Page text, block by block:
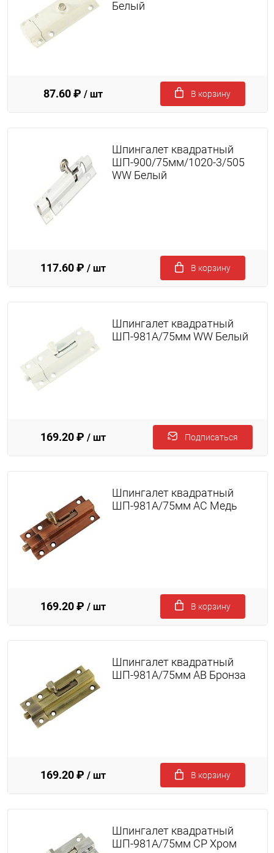
Белый
87.60 ₽ / шт В корзину
Шпингалет квадратный
ШП-900/75мм/1020-3/505
WW Белый
117.60 ₽ / шт В корзину
Шпингалет квадратный
ШП-981A/75мм WW Белый
169.20 ₽ / шт Подписаться
Шпингалет квадратный
ШП-981A/75мм AC Медь
169.20 ₽ / шт В корзину
Шпингалет квадратный
ШП-981A/75мм AB Бронза
169.20 ₽ / шт В корзину
Шпингалет квадратный
ШП-981A/75мм CP Хром